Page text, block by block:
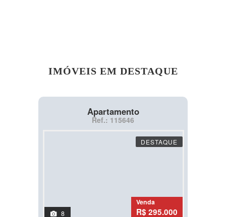
IMÓVEIS EM DESTAQUE
Apartamento
Ref.: 115646
DESTAQUE
8
Venda
R$ 295.000